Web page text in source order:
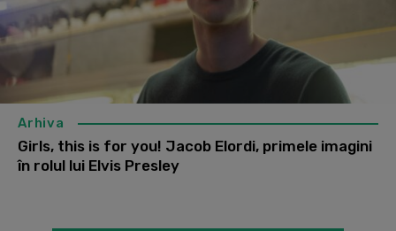
Arhiva
Girls, this is for you! Jacob Elordi, primele imagini
în rolul lui Elvis Presley